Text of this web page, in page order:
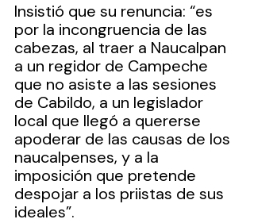
Insistió que su renuncia: “es
por la incongruencia de las
cabezas, al traer a Naucalpan
a un regidor de Campeche
que no asiste a las sesiones
de Cabildo, a un legislador
local que llegó a quererse
apoderar de las causas de los
naucalpenses, y a la
imposición que pretende
despojar a los priistas de sus
ideales”.